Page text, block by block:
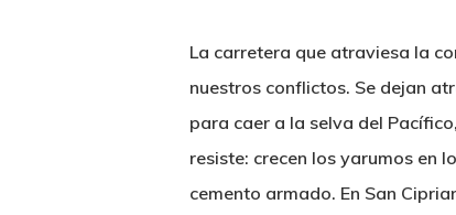
La carretera que atraviesa la
nuestros conflictos. Se dejan
para caer a la selva del
resiste: crecen los yarumos en
cemento armado. En San